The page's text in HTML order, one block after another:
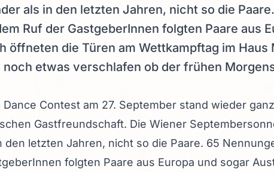
als in den letzten Jahren, nicht so die
Ruf der GastgeberInnen folgten Paare aus
öffneten die Türen am Wettkampftag im Haus
noch etwas verschlafen ob der frühen
Contest am 27. September stand wieder
Gastfreundschaft. Die Wiener
den letzten Jahren, nicht so die Paare. 65
folgten Paare aus Europa und sogar